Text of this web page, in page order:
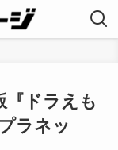
『ドラえも
ラネッ